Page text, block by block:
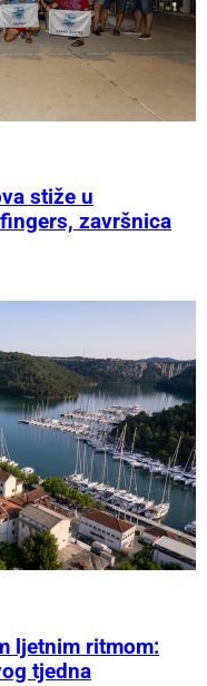
stiže u
završnica
ljetnim ritmom:
tjedna